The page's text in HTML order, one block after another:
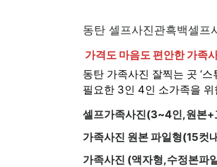
동탄 셀프사진관흑백셀프
가격도 마음도 편안한 가족
동탄 가족사진 잘찍는 곳 ‘
필요한 3인 4인 소가족을
셀프가족사진(3~4인,원본+
가족사진 원본 파일형(15컷
가족사진 (액자형,수정본파